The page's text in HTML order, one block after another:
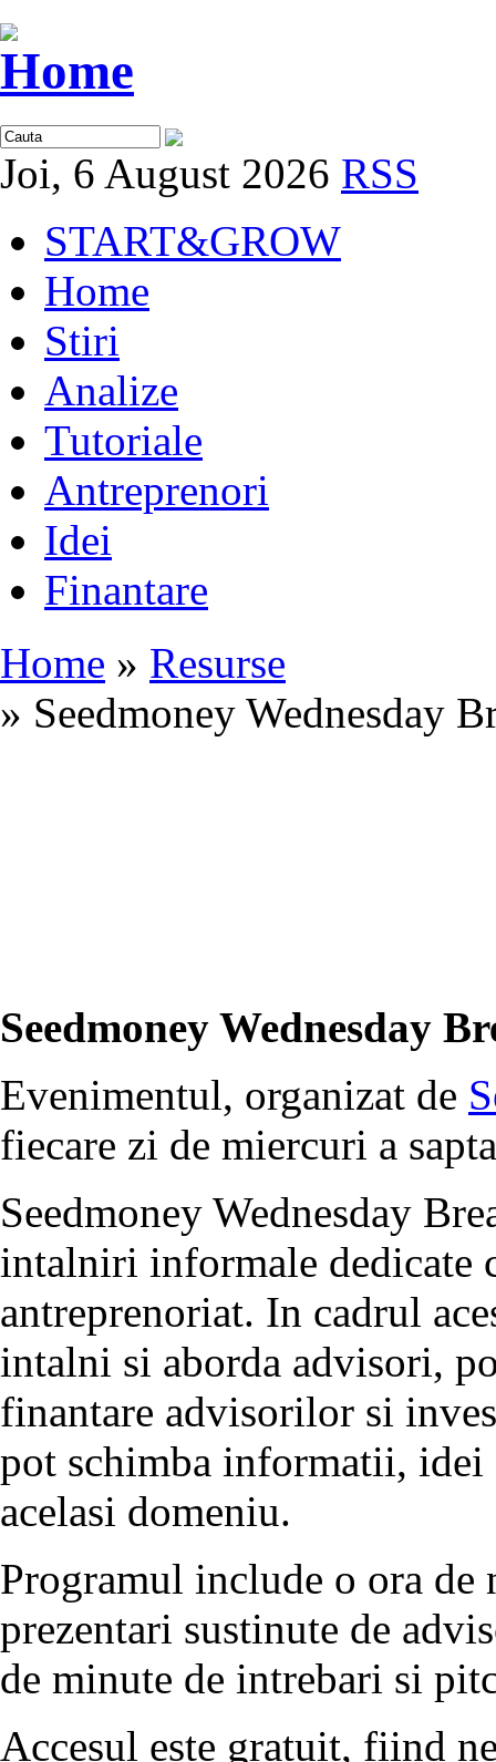
Joi, 6 August 2026 RSS
START&GROW
Home
Stiri
Analize
Tutoriale
Antreprenori
Idei
Finantare
Home » Resurse
» Seedmoney Wednesday
Seedmoney Wednesday
Evenimentul, organizat de
fiecare zi de miercuri a
Seedmoney Wednesday
intalniri informale dedicate
antreprenoriat. In cadrul
intalni si aborda advisori,
finantare advisorilor si
pot schimba informatii, idei
acelasi domeniu.
Programul include o ora
prezentari sustinute de
de minute de intrebari si
Accesul este gratuit, fiind